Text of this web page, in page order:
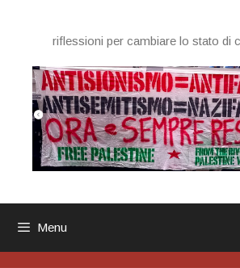
contenutoriflessioni per cambiare lo stato di
Menu